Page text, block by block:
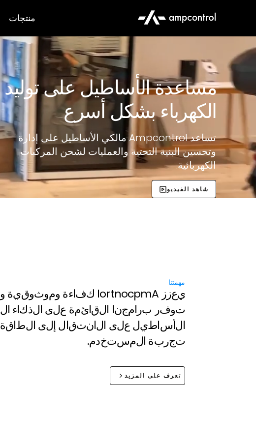
منتجات
مساعدة الأساطيل على توليد
الكهرباء بشكل أسرع
تساعد Ampcontrol مالكي الأساطيل على إدارة
وتحسين البنية التحتية والعمليات لشحن المركبات
الكهربائية.
شاهد الفيديو
مهمتنا
يعزز A
m
p
c
o
n
t
r
o
l كفاءة وموثوقية و
توفر برامجنا القائمة على الذكاء ال
الأساطيل على الانتقالإلى الطاقة
تجربة المستخدم.
تعرف على المزيد